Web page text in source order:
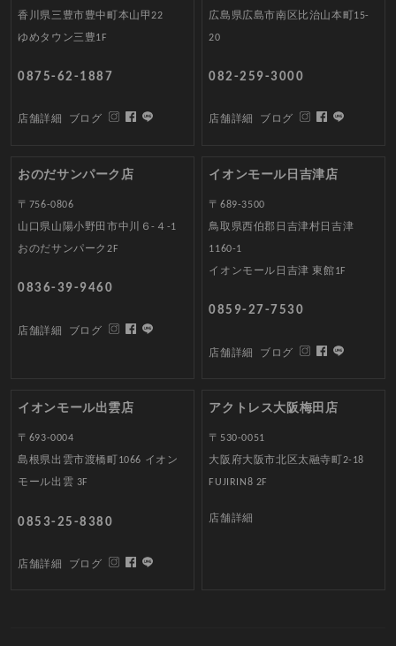
香川県三豊市豊中町本山甲22
ゆめタウン三豊1F
0875-62-1887
店舗詳細 ブログ
広島県広島市南区比治山本町15-
20
082-259-3000
店舗詳細 ブログ
おのだサンパーク店
〒756-0806
山口県山陽小野田市中川６-４-1
おのだサンパーク2F
0836-39-9460
店舗詳細 ブログ
イオンモール日吉津店
〒689-3500
鳥取県西伯郡日吉津村日吉津
1160-1
イオンモール日吉津 東館1F
0859-27-7530
店舗詳細 ブログ
イオンモール出雲店
〒693-0004
島根県出雲市渡橋町1066 イオン
モール出雲 3F
0853-25-8380
店舗詳細 ブログ
アクトレス大阪梅田店
〒530-0051
大阪府大阪市北区太融寺町2-18
FUJIRIN8 2F
店舗詳細